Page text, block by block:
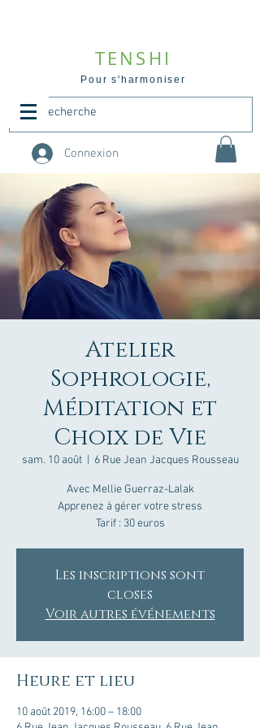
TENSHI
Pour s'harmoniser
Connexion
Atelier
Sophrologie,
Méditation et
Choix de Vie
sam. 10 août
  |
6 Rue Jean Jacques Rousseau
Avec Mellie Guerraz-Lalak
Apprenez à gérer votre stress
Tarif : 30 euros
Les inscriptions sont
closes
Voir autres événements
Heure et lieu
10 août 2019, 16:00 – 18:00